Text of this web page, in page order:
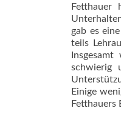
gab es
teils
schwierig
Einige
Fetthauers